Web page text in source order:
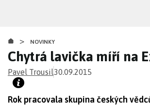
obsahu
> NOVINKY
Chytrá lavička míří na
Pavel Trousil30.09.2015
Rok pracovala skupina českých